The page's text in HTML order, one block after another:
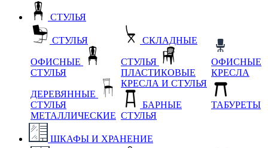
СТУЛЬЯ
СТУЛЬЯ
ОФИСНЫЕ
СТУЛЬЯ
ДЕРЕВЯННЫЕ
СТУЛЬЯ
МЕТАЛЛИЧЕСКИЕ
СКЛАДНЫЕ
СТУЛЬЯ
ПЛАСТИКОВЫЕ
КРЕСЛА И СТУЛЬЯ
БАРНЫЕ
СТУЛЬЯ
ОФИСНЫЕ
КРЕСЛА
ТАБУРЕТЫ
ШКАФЫ И ХРАНЕНИЕ